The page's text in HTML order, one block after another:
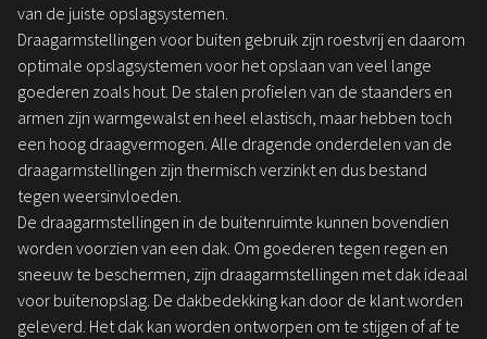
van de juiste opslagsystemen.
Draagarmstellingen voor buiten gebruik zijn roestvrij en daarom
optimale opslagsystemen voor het opslaan van veel lange
goederen zoals hout. De stalen profielen van de staanders en
armen zijn warmgewalst en heel elastisch, maar hebben toch
een hoog draagvermogen. Alle dragende onderdelen van de
draagarmstellingen zijn thermisch verzinkt en dus bestand
tegen weersinvloeden.
De draagarmstellingen in de buitenruimte kunnen bovendien
worden voorzien van een dak. Om goederen tegen regen en
sneeuw te beschermen, zijn draagarmstellingen met dak ideaal
voor buitenopslag. De dakbedekking kan door de klant worden
geleverd. Het dak kan worden ontworpen om te stijgen of af te